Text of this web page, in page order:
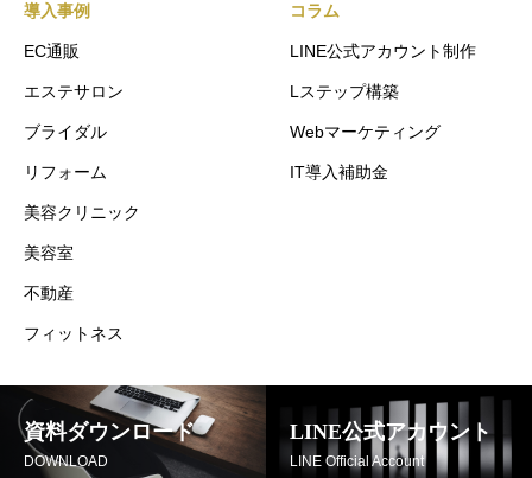
導入事例
EC通販
エステサロン
ブライダル
リフォーム
美容クリニック
美容室
不動産
フィットネス
コラム
LINE公式アカウント制作
Lステップ構築
Webマーケティング
IT導入補助金
資料ダウンロード
DOWNLOAD
LINE公式アカウント
LINE Official Account